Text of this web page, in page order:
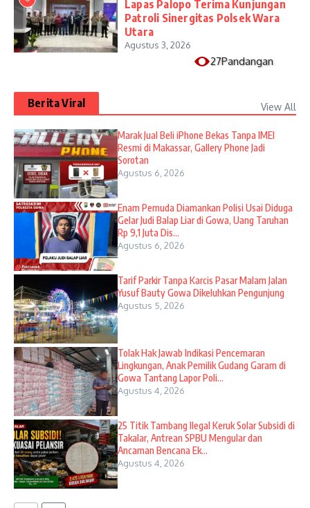
Lapas Palopo Terima Kunjungan
Patroli Sinergitas Polsek Wara
Utara
Agustus 3, 2026
27Pandangan
Berita Viral View All
​Marak Jual Beli iPhone Bekas Tanpa IMEI
Resmi di Makassar, Gallery Phone Jadi
Sorotan
Agustus 6, 2026
Enam Pemuda Diamankan Polisi Usai Diduga
Gelar Judi Balap Liar di Gowa, Uang Taruhan
Rp 9,1 Juta Dis...
Agustus 6, 2026
Tarif Parkir Tanpa Karcis Pasar Malam Jalan
Yusuf Bauty Gowa Dikeluhkan Pengunjung
Agustus 5, 2026
Tolak Hak Jawab Indikasi Pencemaran
Lingkungan, Anak Pemilik Gudang Garam di
Gowa Tantang Lapor Poli...
Agustus 4, 2026
25 Titik Tambang Ilegal Keruk Solar Subsidi di
Takalar, Antrean SPBU Mengular dan
Ancaman Bencana Ek...
Agustus 4, 2026